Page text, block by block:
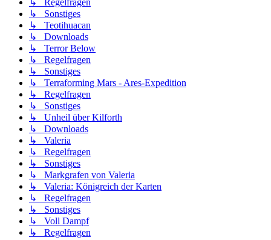
↳ Regelfragen
↳ Sonstiges
↳ Teotihuacan
↳ Downloads
↳ Terror Below
↳ Regelfragen
↳ Sonstiges
↳ Terraforming Mars - Ares-Expedition
↳ Regelfragen
↳ Sonstiges
↳ Unheil über Kilforth
↳ Downloads
↳ Valeria
↳ Regelfragen
↳ Sonstiges
↳ Markgrafen von Valeria
↳ Valeria: Königreich der Karten
↳ Regelfragen
↳ Sonstiges
↳ Voll Dampf
↳ Regelfragen